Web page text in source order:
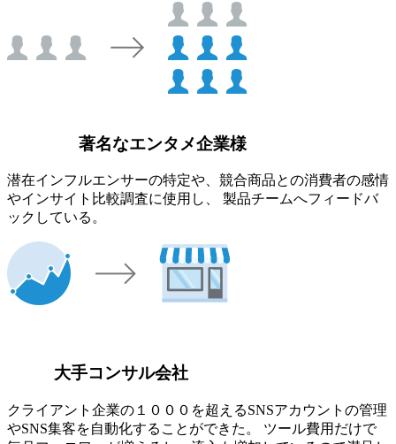
著名なエンタメ企業様
潜在インフルエンサーの特定や、競合商品との消費者の感情
やインサイト比較調査に使用し、 製品チームへフィードバ
ックしている。
大手コンサル会社
クライアント企業の１０００を超えるSNSアカウントの管理
やSNS集客を自動化することができた。 ツール費用だけで